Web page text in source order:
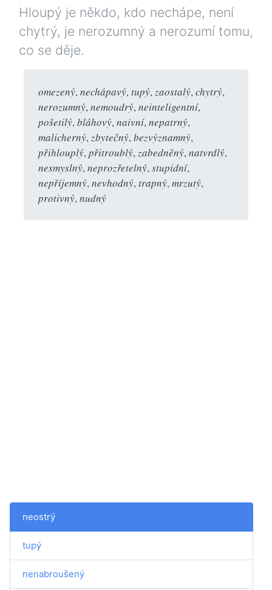
Hloupý je někdo, kdo nechápe, není
chytrý, je nerozumný a nerozumí tomu,
co se děje.
omezený,nechápavý,tupý,zaostalý,chytrý,
nerozumný,nemoudrý,neinteligentní,
pošetilý,bláhový,naivní,nepatrný,
malicherný,zbytečný,bezvýznamný,
přihlouplý,přitroublý,zabedněný,natvrdlý,
nesmyslný,neprozřetelný,stupidní,
nepříjemný,nevhodný,trapný,mrzutý,
protivný,nudný
neostrý
tupý
nenabroušený